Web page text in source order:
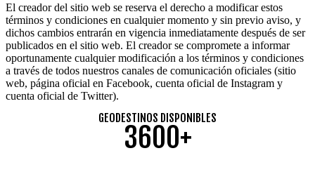
El creador del sitio web se reserva el derecho a modificar estos
términos y condiciones en cualquier momento y sin previo aviso, y
dichos cambios entrarán en vigencia inmediatamente después de ser
publicados en el sitio web. El creador se compromete a informar
oportunamente cualquier modificación a los términos y condiciones
a través de todos nuestros canales de comunicación oficiales (sitio
web, página oficial en Facebook, cuenta oficial de Instagram y
cuenta oficial de Twitter).
GEODESTINOS DISPONIBLES
3600+